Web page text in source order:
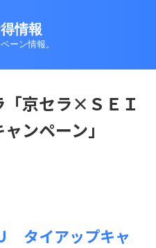
情報
ーン情報。
京セラ×ＳＥＩ
ンペーン」
タイアップキャ